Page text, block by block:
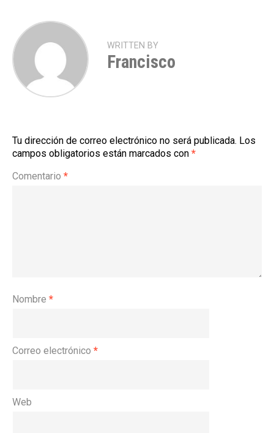
WRITTEN BY
Francisco
Tu dirección de correo electrónico no será publicada. Los
campos obligatorios están marcados con *
Comentario *
Nombre *
Correo electrónico *
Web